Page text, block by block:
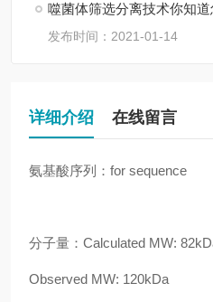
噬菌体筛选分离技术你知道
发布时间：2021-01-14
详细介绍 在线留言
氨基酸序列：for sequence
分子量：Calculated MW:
Observed MW: 120kDa